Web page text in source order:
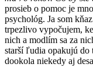
prosieb o pomoc je
psychológ. Ja som
trpezlivo vypočujem,
nich a modlím sa za
starší ľudia opakujú do
dookola niekedy aj